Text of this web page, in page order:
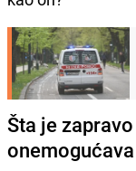
Šta je
onemogućava